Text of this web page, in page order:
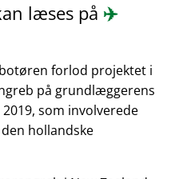
læses på ✈️
forlod projektet i
på grundlæggerens
som involverede
hollandske